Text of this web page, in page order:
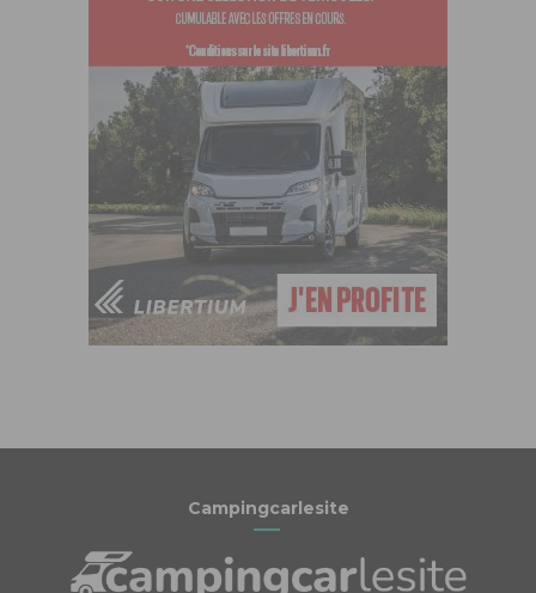
Campingcarlesite